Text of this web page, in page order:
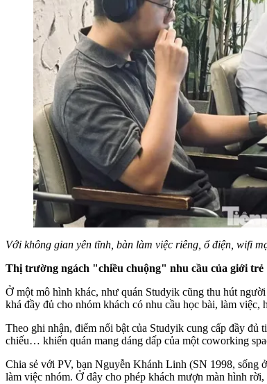
Với không gian yên tĩnh, bàn làm việc riêng, ổ điện, wifi
Thị trường ngách "chiều chuộng" nhu cầu của giới trẻ
Ở một mô hình khác, như quán Studyik cũng thu hút
khá đầy đủ cho nhóm khách có nhu cầu học bài, làm
Theo ghi nhận, điểm nổi bật của Studyik cung cấp đầy
chiếu… khiến quán mang dáng dấp của một coworking
Chia sẻ với PV, bạn Nguyễn Khánh Linh (SN 1998, sống
làm việc nhóm. Ở đây cho phép khách mượn màn hình